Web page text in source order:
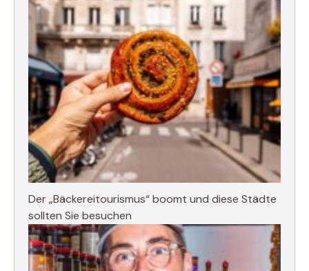
Der „Bäckereitourismus“ boomt und diese Städte
sollten Sie besuchen